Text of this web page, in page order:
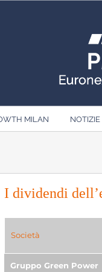
MILAN NOTIZIE
I dividendi
Società
Gruppo Green Power